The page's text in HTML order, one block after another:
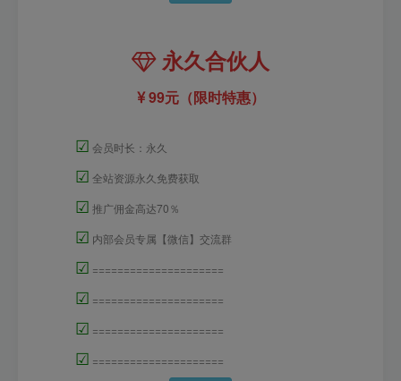
永久合伙人
99元（限时特惠）
☑ 会员时长：永久
☑ 全站资源永久免费获取
☑ 推广佣金高达70％
☑ 内部会员专属【微信】交流群
☑ =====================
☑ =====================
☑ =====================
☑ =====================